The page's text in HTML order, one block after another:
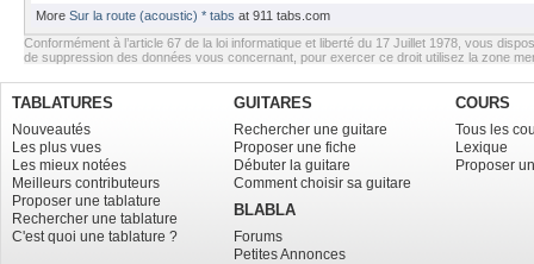
More Sur la route (acoustic) * tabs at 911 tabs.com
Conformément à l’article 67 de la loi informatique et liberté du 17 Juillet 1978, vous
de suppression des données vous concernant, pour exercer ce droit utilisez la zone
TABLATURES
Nouveautés
Les plus vues
Les mieux notées
Meilleurs contributeurs
Proposer une tablature
Rechercher une tablature
C'est quoi une tablature ?
GUITARES
Rechercher une guitare
Proposer une fiche
Débuter la guitare
Comment choisir sa guitare
BLABLA
Forums
Petites Annonces
COURS
Tous les
Lexique
Proposer